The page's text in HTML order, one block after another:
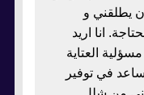
يطلقني و
انا اريد
العتاية
في توفير